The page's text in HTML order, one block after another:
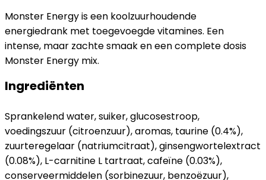
Monster Energy is een koolzuurhoudende
energiedrank met toegevoegde vitamines. Een
intense, maar zachte smaak en een complete dosis
Monster Energy mix.
Ingrediënten
Sprankelend water, suiker, glucosestroop,
voedingszuur (citroenzuur), aromas, taurine (0.4%),
zuurteregelaar (natriumcitraat), ginsengwortelextract
(0.08%), L-carnitine L tartraat, cafeïne (0.03%),
conserveermiddelen (sorbinezuur, benzoëzuur),